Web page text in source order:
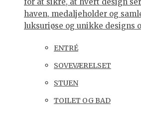
haven, medaljeholder og
luksuriøse og unikke designs
ENTRÉ
SOVEVÆRELSET
STUEN
TOILET OG BAD